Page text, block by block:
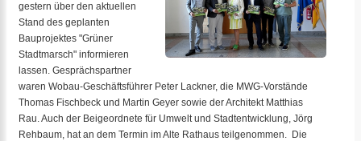
gestern über den aktuellen
Stand des geplanten
Bauprojektes "Grüner
Stadtmarsch" informieren
lassen. Gesprächspartner
waren Wobau-Geschäftsführer Peter Lackner, die MWG-Vorstände
Thomas Fischbeck und Martin Geyer sowie der Architekt Matthias
Rau. Auch der Beigeordnete für Umwelt und Stadtentwicklung, Jörg
Rehbaum, hat an dem Termin im Alte Rathaus teilgenommen. Die